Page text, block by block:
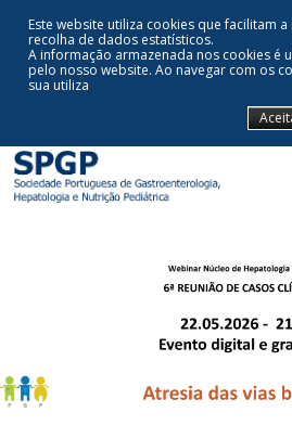
Este website utiliza cookies que facilitam
recolha de dados estatísticos.
A informação armazenada nos cookies é
pelo nosso website.Ao navegar com os
sua utiliza